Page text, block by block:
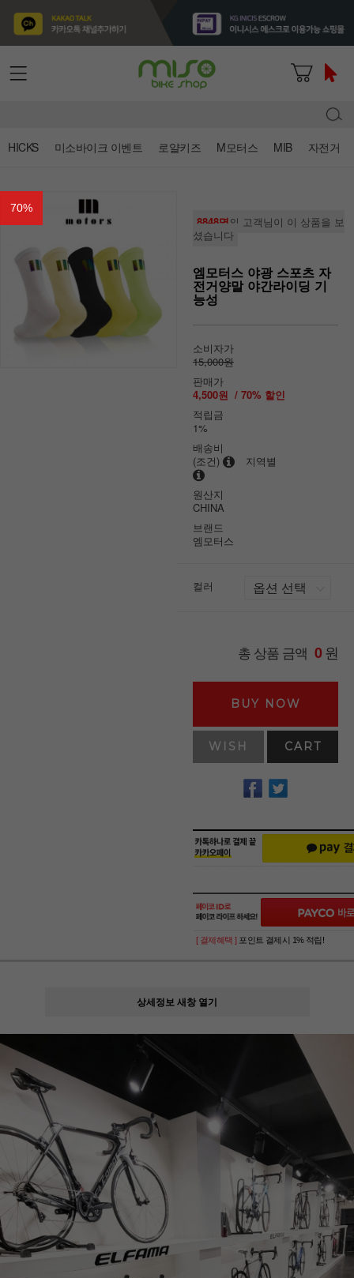
HICKS 미소바이크 이벤트 로얄키즈 M모터스 MIB 자전거
70%
8848명의 고객님이 이 상품을 보
셨습니다
엠모터스 야광 스포츠 자
전거양말 야간라이딩 기
능성
소비자가
15,000원
판매가
4,500원 / 70% 할인
적립금
1%
배송비
(조건)
지역별
원산지
CHINA
브랜드
엠모터스
컬러
총 상품 금액 0원
BUY NOW
WISH CART
[ 결제혜택 ] 포인트 결제시 1% 적립!
상세정보 새창 열기